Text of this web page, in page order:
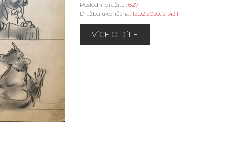
Poslední dražitel: 627
Dražba ukončena: 12.02.2020, 21:43 h
VÍCE O DÍLE